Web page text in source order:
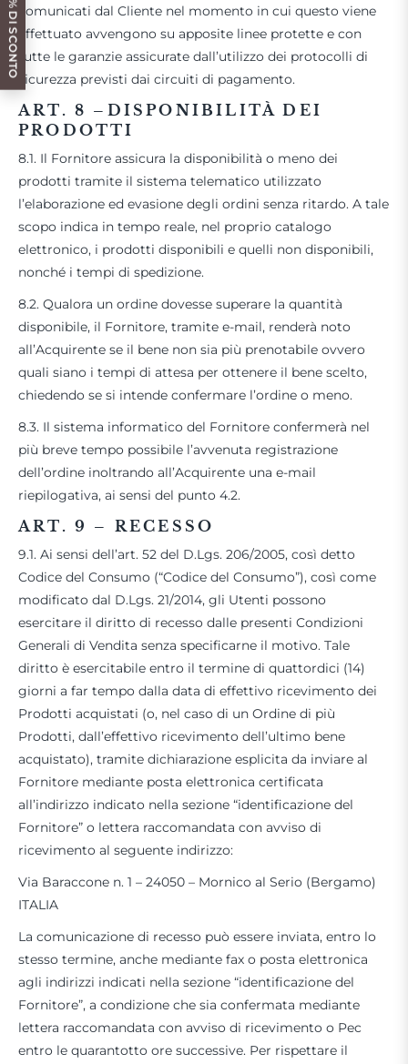
comunicati dal Cliente nel momento in cui questo viene
effettuato avvengono su apposite linee protette e con
tutte le garanzie assicurate dall’utilizzo dei protocolli di
sicurezza previsti dai circuiti di pagamento.
ART. 8 – DISPONIBILITÀ DEI
PRODOTTI
8.1. Il Fornitore assicura la disponibilità o meno dei
prodotti tramite il sistema telematico utilizzato
l’elaborazione ed evasione degli ordini senza ritardo. A tale
scopo indica in tempo reale, nel proprio catalogo
elettronico, i prodotti disponibili e quelli non disponibili,
nonché i tempi di spedizione.
8.2. Qualora un ordine dovesse superare la quantità
disponibile, il Fornitore, tramite e-mail, renderà noto
all’Acquirente se il bene non sia più prenotabile ovvero
quali siano i tempi di attesa per ottenere il bene scelto,
chiedendo se si intende confermare l’ordine o meno.
8.3. Il sistema informatico del Fornitore confermerà nel
più breve tempo possibile l’avvenuta registrazione
dell’ordine inoltrando all’Acquirente una e-mail
riepilogativa, ai sensi del punto 4.2.
ART. 9 – RECESSO
9.1. Ai sensi dell’art. 52 del D.Lgs. 206/2005, così detto
Codice del Consumo (“Codice del Consumo”), così come
modificato dal D.Lgs. 21/2014, gli Utenti possono
esercitare il diritto di recesso dalle presenti Condizioni
Generali di Vendita senza specificarne il motivo. Tale
diritto è esercitabile entro il termine di quattordici (14)
giorni a far tempo dalla data di effettivo ricevimento dei
Prodotti acquistati (o, nel caso di un Ordine di più
Prodotti, dall’effettivo ricevimento dell’ultimo bene
acquistato), tramite dichiarazione esplicita da inviare al
Fornitore mediante posta elettronica certificata
all’indirizzo indicato nella sezione “identificazione del
Fornitore” o lettera raccomandata con avviso di
ricevimento al seguente indirizzo:
Via Baraccone n. 1 – 24050 – Mornico al Serio (Bergamo)
ITALIA
La comunicazione di recesso può essere inviata, entro lo
stesso termine, anche mediante fax o posta elettronica
agli indirizzi indicati nella sezione “identificazione del
Fornitore”, a condizione che sia confermata mediante
lettera raccomandata con avviso di ricevimento o Pec
entro le quarantotto ore successive. Per rispettare il